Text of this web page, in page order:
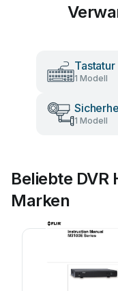
Tastatur
1 Modell
1 Modell
Beliebte
Marken